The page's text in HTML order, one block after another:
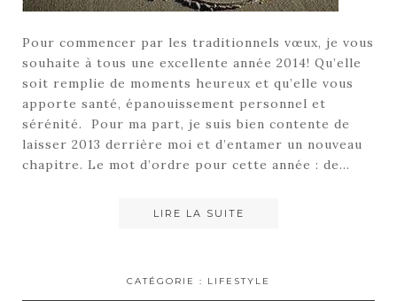
Pour commencer par les traditionnels vœux, je vous
souhaite à tous une excellente année 2014! Qu’elle
soit remplie de moments heureux et qu’elle vous
apporte santé, épanouissement personnel et
sérénité. Pour ma part, je suis bien contente de
laisser 2013 derrière moi et d’entamer un nouveau
chapitre. Le mot d’ordre pour cette année : de…
LIRE LA SUITE
CATÉGORIE : LIFESTYLE